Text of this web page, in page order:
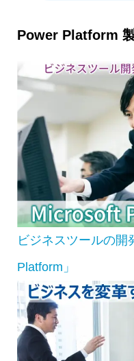
Power Platform
ビジネスツールの開
Platform」